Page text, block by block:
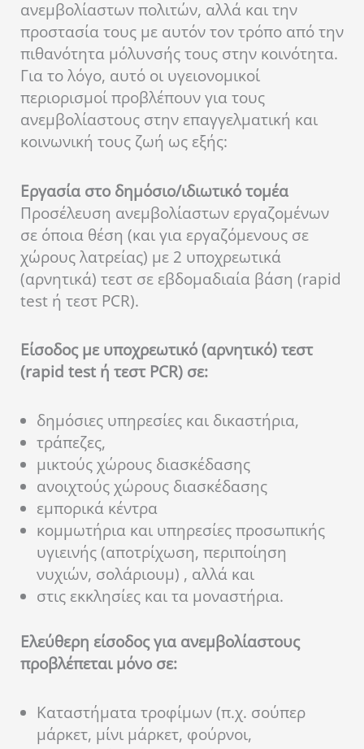
ανεμβολίαστων πολιτών, αλλά και την
προστασία τους με αυτόν τον τρόπο από την
πιθανότητα μόλυνσής τους στην κοινότητα.
Για το λόγο, αυτό οι υγειονομικοί
περιορισμοί προβλέπουν για τους
ανεμβολίαστους στην επαγγελματική και
κοινωνική τους ζωή ως εξής:
Εργασία στο δημόσιο/ιδιωτικό τομέα
Προσέλευση ανεμβολίαστων εργαζομένων
σε όποια θέση (και για εργαζόμενους σε
χώρους λατρείας) με 2 υποχρεωτικά
(αρνητικά) τεστ σε εβδομαδιαία βάση (rapid
test ή τεστ PCR).
Είσοδος με υποχρεωτικό (αρνητικό) τεστ
(rapid test ή τεστ PCR) σε:
δημόσιες υπηρεσίες και δικαστήρια,
τράπεζες,
μικτούς χώρους διασκέδασης
ανοιχτούς χώρους διασκέδασης
εμπορικά κέντρα
κομμωτήρια και υπηρεσίες προσωπικής
υγιεινής (αποτρίχωση, περιποίηση
νυχιών, σολάριουμ) , αλλά και
στις εκκλησίες και τα μοναστήρια.
Ελεύθερη είσοδος για ανεμβολίαστους
προβλέπεται μόνο σε:
Καταστήματα τροφίμων (π.χ. σούπερ
μάρκετ, μίνι μάρκετ, φούρνοι,